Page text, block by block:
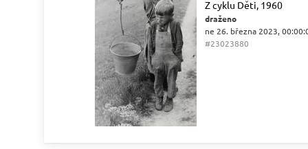
Z cyklu Děti, 1960
draženo
ne 26. března 2023,
#23023880